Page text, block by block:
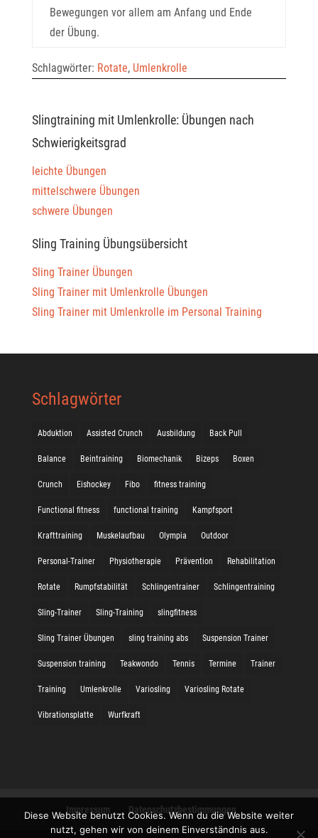
Bewegungen vor allem am Anfang und Ende
der Übung.
Schlagwörter: Rotate, Umlenkrolle
Slingtraining mit Umlenkrolle: Übungen nach
Schwierigkeitsgrad
leichte Übungen
mittelschwere Übungen
schwere Übungen
Sling Training Übungsübersicht
Sling Trainer Übungen
Sling Trainer mit Umlenkrolle Übungen
Sling Trainer mit Umlenkrolle im Personal Training
Schlagwörter
Abduktion Assisted Crunch Ausbildung Back Pull
Balance Beintraining Biomechanik Bizeps Boxen
Crunch Eishockey Fibo fitness training
Functional fitness functional training Kampfsport
Krafttraining Muskelaufbau Olympia Outdoor
Personal-Trainer Physiotherapie Prävention Rehabilitation
Rotate Rumpfstabilität Schlingentrainer Schlingentraining
Sling-Trainer Sling-Training slingfitness
Sling Trainer Übungen sling training abs Suspension Trainer
Suspension training Teakwondo Tennis Termine Trainer
Training Umlenkrolle Variosling Variosling Rotate
Vibrationsplatte Wurfkraft
Impressum Datenschutzbestimmungen
Diese Website benutzt Cookies. Wenn du die Website weiter
nutzt, gehen wir von deinem Einverständnis aus.